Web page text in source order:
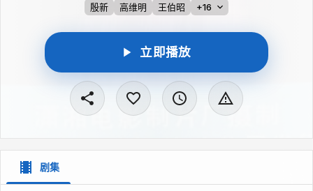
殷新 高维明 王伯昭 +16
立即播放
剧集